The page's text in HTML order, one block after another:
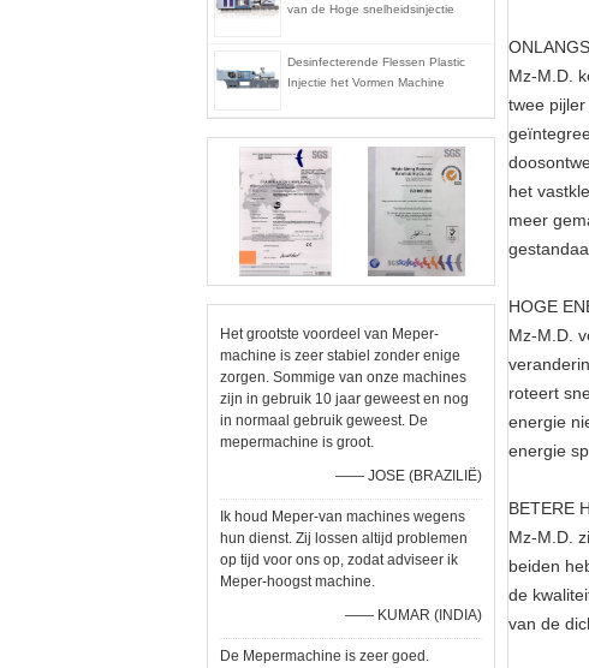
van de Hoge snelheidsinjectie
Desinfecterende Flessen Plastic
Injectie het Vormen Machine
Het grootste voordeel van Meper-
machine is zeer stabiel zonder enige
zorgen. Sommige van onze machines
zijn in gebruik 10 jaar geweest en nog
in normaal gebruik geweest. De
mepermachine is groot.
—— JOSE (BRAZILIË)
Ik houd Meper-van machines wegens
hun dienst. Zij lossen altijd problemen
op tijd voor ons op, zodat adviseer ik
Meper-hoogst machine.
—— KUMAR (INDIA)
De Mepermachine is zeer goed.
Mz-M.D.
twee
het
meer
HOGE
Mz-M.D.
roteert
energie
energie
BETERE
Mz-M.D.
beiden
de
van de